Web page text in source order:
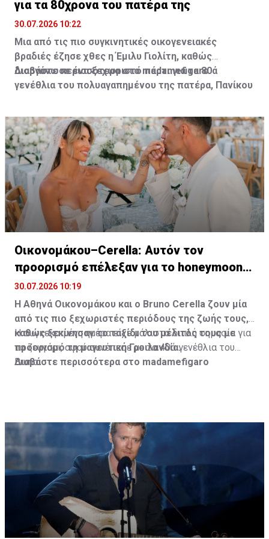
για τα 80χρονα του πατέρα της
30.07.2026 10:22
Μια από τις πιο συγκινητικές οικογενειακές
βραδιές έζησε χθες η Έμιλυ Γιολίτη, καθώς
διοργάνωσε ένα ξεχωριστό πάρτι για τα 80ά
γενέθλια του πολυαγαπημένου της πατέρα, Πανίκου
Διαβάστε περισσότερα στο madamefigaro
Οικονομάκου–Cerella: Αυτόν τον
προορισμό επέλεξαν για το honeymoon
τους
30.07.2026 10:19
Η Αθηνά Οικονομάκου και ο Bruno Cerella ζουν μία
από τις πιο ξεχωριστές περιόδους της ζωής τους,
καθώς ξεκίνησαν το ταξίδι του μέλιτός τους με
προορισμό τη μαγευτική Γροιλανδία.
Η συγκεκριμένη ημέρα είχε μάλιστα διπλή σημασία για
το ζευγάρι, αφού συνέπεσε με τα 40ά γενέθλια του
Bruno.
Διαβάστε περισσότερα στο madamefigaro